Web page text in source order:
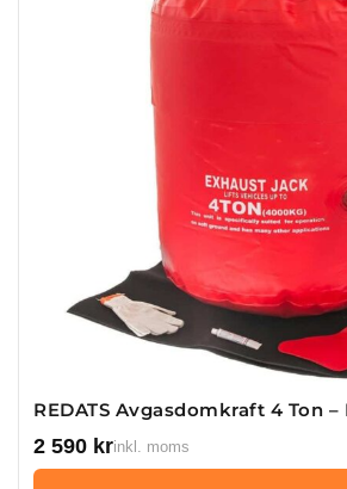
REDATS Avgasdomkraft 4 Ton
2 590 krinkl. moms